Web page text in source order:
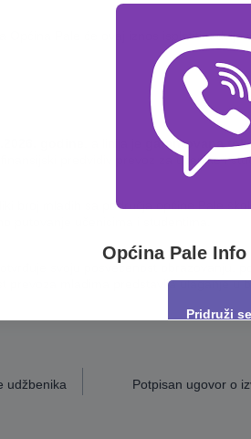
, a Općina Pale će ovaj iznos isplatiti u dvije
godine garantovana
predvidiv prevoz za učenike i
broj mladih sa područja općine Pale
putovanje učenicima i studentima.
svoju posvećenost obrazovanju,
mladima predstavlja ulaganje u
udžbenika
Potpisan ugovor o
Općina Pale
Pridruži se